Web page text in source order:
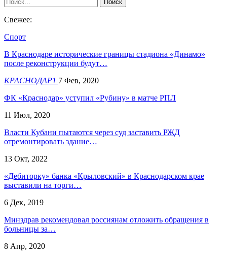
Свежее:
Спорт
В Краснодаре исторические границы стадиона «Динамо»
после реконструкции будут…
КРАСНОДАР1 7 Фев, 2020
ФК «Краснодар» уступил «Рубину» в матче РПЛ
11 Июл, 2020
​Власти Кубани пытаются через суд заставить РЖД
отремонтировать здание…
13 Окт, 2022
«Дебиторку» банка «Крыловский» в Краснодарском крае
выставили на торги…
6 Дек, 2019
Минздрав рекомендовал россиянам отложить обращения в
больницы за…
8 Апр, 2020